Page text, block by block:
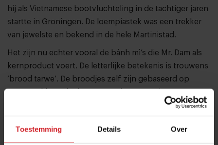
Toestemming Details Over
hij als Vietnamese bootvluchteling in de tachtiger jaren
startte in Groningen. De loempiastek was een trekker
van jewelste en bekend in de hele Martinistad.
Het zijn nu echter vooral de bánh mì’s die Mr. Dam als
kernproduct voert. De letterlijke betekenis is trouwens
‘brood tarwe’. De broodjes zelf zijn gebaseerd op
kolonie. Vestigingen zijn er in Utrecht, Hilversum en
Groningen.